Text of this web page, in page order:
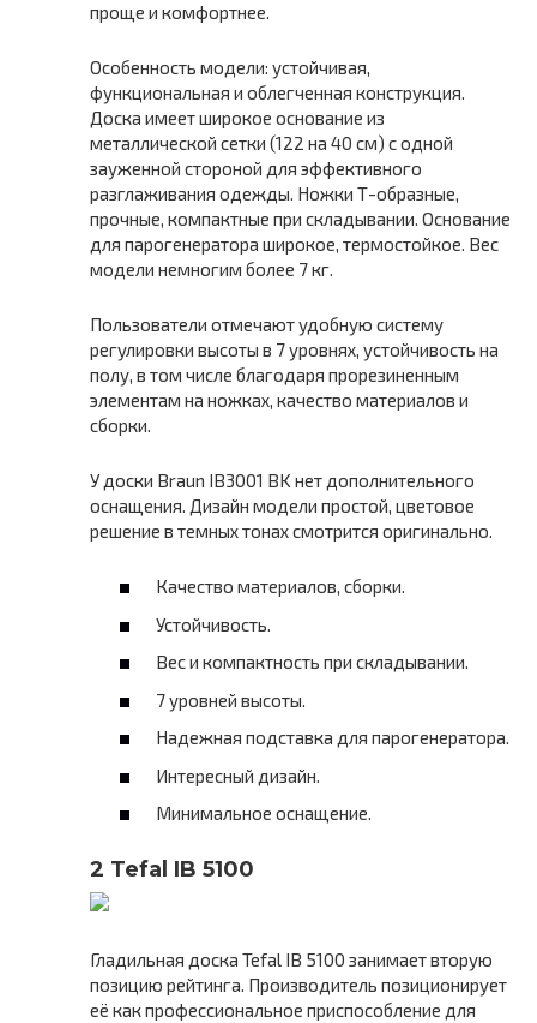
проще и комфортнее.
Особенность модели: устойчивая,
функциональная и облегченная конструкция.
Доска имеет широкое основание из
металлической сетки (122 на 40 см) с одной
зауженной стороной для эффективного
разглаживания одежды. Ножки Т-образные,
прочные, компактные при складывании. Основание
для парогенератора широкое, термостойкое. Вес
модели немногим более 7 кг.
Пользователи отмечают удобную систему
регулировки высоты в 7 уровнях, устойчивость на
полу, в том числе благодаря прорезиненным
элементам на ножках, качество материалов и
сборки.
У доски Braun IB3001 BK нет дополнительного
оснащения. Дизайн модели простой, цветовое
решение в темных тонах смотрится оригинально.
Качество материалов, сборки.
Устойчивость.
Вес и компактность при складывании.
7 уровней высоты.
Надежная подставка для парогенератора.
Интересный дизайн.
Минимальное оснащение.
2 Tefal IB 5100
Гладильная доска Tefal IB 5100 занимает вторую
позицию рейтинга. Производитель позиционирует
её как профессиональное приспособление для